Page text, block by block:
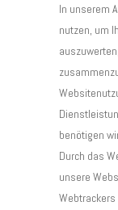
In unserem
nutzen, um
benötigen
Durch das
unsere